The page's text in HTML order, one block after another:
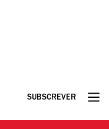
SUBSCREVER